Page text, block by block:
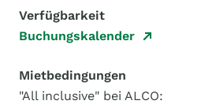
Verfügbarkeit
Buchungskalender
Mietbedingungen
"All inclusive" bei ALCO: